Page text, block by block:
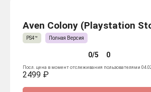
Aven Colony (Playstation
PS4™ Полная Версия
0/5 0
Посл. цена в момент отслеживания пользователями
2499 ₽